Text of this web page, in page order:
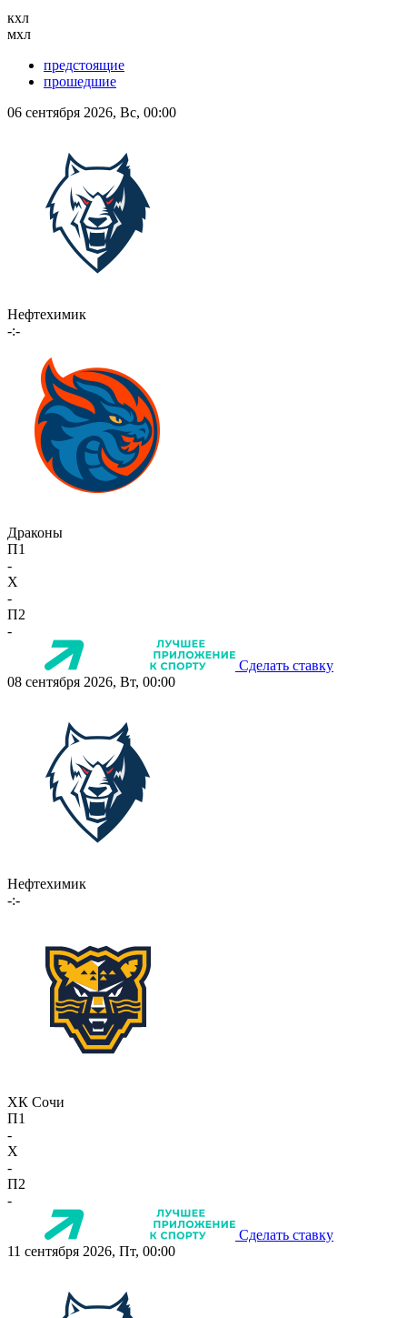
кхл
мхл
предстоящие
прошедшие
06 сентября 2026, Вс, 00:00
Нефтехимик
-:-
Драконы
П1
-
X
-
П2
-
Сделать ставку
08 сентября 2026, Вт, 00:00
Нефтехимик
-:-
ХК Сочи
П1
-
X
-
П2
-
Сделать ставку
11 сентября 2026, Пт, 00:00